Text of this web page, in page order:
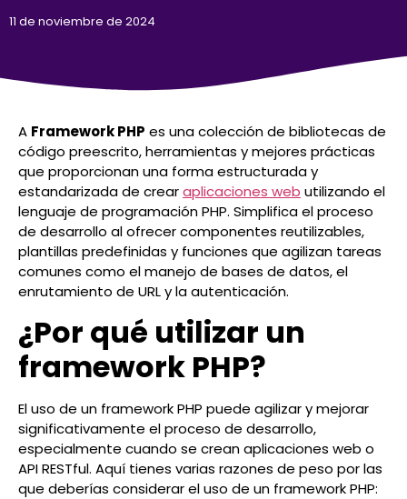
11 de noviembre de 2024
A Framework PHP es una colección de bibliotecas de
código preescrito, herramientas y mejores prácticas
que proporcionan una forma estructurada y
estandarizada de crearaplicaciones web utilizando el
lenguaje de programación PHP. Simplifica el proceso
de desarrollo al ofrecer componentes reutilizables,
plantillas predefinidas y funciones que agilizan tareas
comunes como el manejo de bases de datos, el
enrutamiento de URL y la autenticación.
¿Por qué utilizar un
framework PHP?
El uso de un framework PHP puede agilizar y mejorar
significativamente el proceso de desarrollo,
especialmente cuando se crean aplicaciones web o
API RESTful. Aquí tienes varias razones de peso por las
que deberías considerar el uso de un framework PHP: